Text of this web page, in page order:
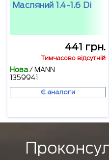
Масляний 1.4-1.6 Di
441 грн.
Тимчасово відсутній
Нова/ MANN
1359941
Є аналоги